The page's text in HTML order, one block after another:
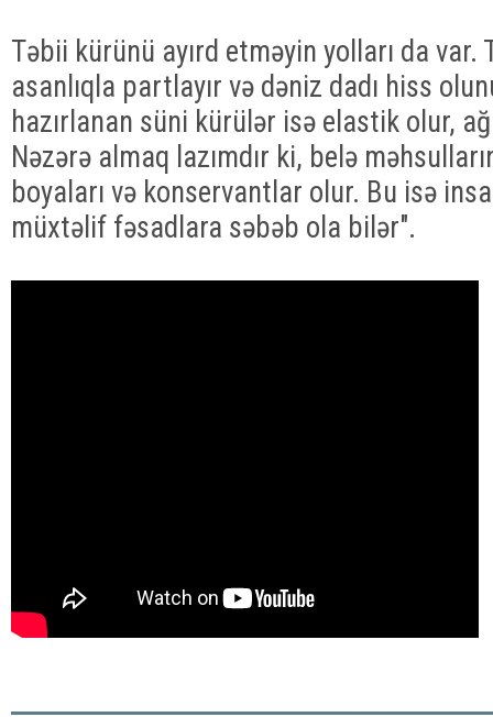
Təbii kürünü ayırd etməyin yolları da var.
asanlıqla partlayır və dəniz dadı hiss
hazırlanan süni kürülər isə elastik olur,
Nəzərə almaq lazımdır ki, belə
boyaları və konservantlar olur. Bu isə
müxtəlif fəsadlara səbəb ola bilər".